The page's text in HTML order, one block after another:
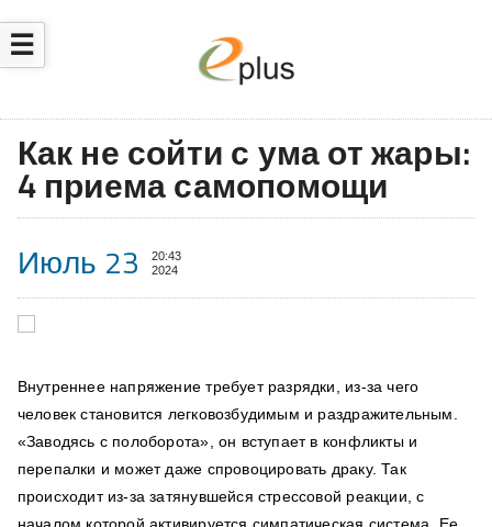
☰
Как не сойти с ума от жары:
4 приема самопомощи
Июль 23
20:43
2024
Внутреннее напряжение требует разрядки, из-за чего
человек становится легковозбудимым и раздражительным.
«Заводясь с полоборота», он вступает в конфликты и
перепалки и может даже спровоцировать драку. Так
происходит из-за затянувшейся стрессовой реакции, с